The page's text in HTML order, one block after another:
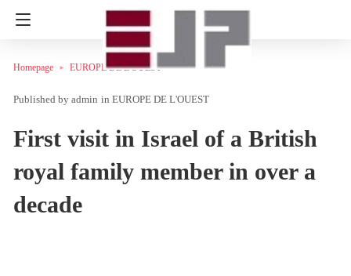
Homepage EUROPE DE L'OUEST
admin in EUROPE DE L'OUEST
First visit in Israel of a British
royal family member in over a
decade